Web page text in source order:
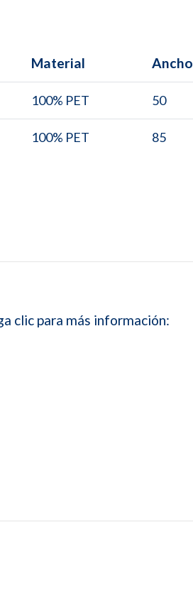
Material Ancho
100% PET 50
100% PET 85
clic para más información: